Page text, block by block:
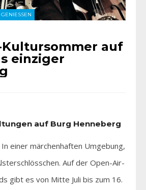
Kultursommer auf
einziger
auf Burg Henneberg
einer märchenhaften Umgebung,
Auf der Open-Air-
gibt es von Mitte Juli bis zum 16.